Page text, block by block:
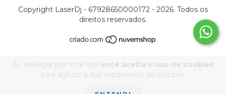
Ao navegar por este site você aceita o uso de cookies
para agilizar a sua experiência de compra.
Copyright LaserDj - 67928650000172 - 2026. Todos os
direitos reservados.